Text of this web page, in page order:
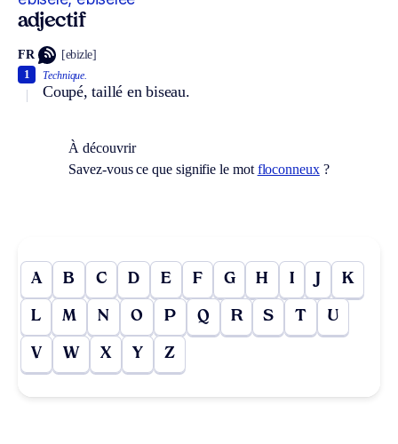
adjectif
FR [ebizle]
Technique.
Coupé, taillé en biseau.
1
À découvrir
Savez-vous ce que signifie le mot floconneux?
A B C D E F G H I J K
L M N O P Q R S T U
V W X Y Z